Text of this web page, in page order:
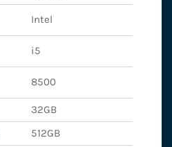
Intel
i5
8500
32GB
512GB